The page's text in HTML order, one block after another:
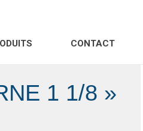
CONTACT
1 1/8 »